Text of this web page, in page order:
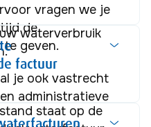
vragen we je
de
geven.
je ook vastrecht
administratieve
waterverbruik
factuur
staat op de